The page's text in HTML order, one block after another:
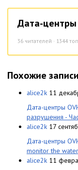
Дата-центры
36 читателей · 1344
Похожие записи
alice2k 11
Дата-центры
разрушения -
alice2k 17
Дата-центры
monitor the
alice2k 11